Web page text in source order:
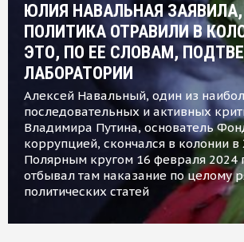
ЮЛИЯ НАВАЛЬНАЯ
ПОЛИТИКА ОТРАВИЛИ В
ЭТО, ПО ЕЕ СЛОВАМ,
ЛАБОРАТОРИИ
Алексей Навальный, один из
последовательных и активных
Владимира Путина, основатель
коррупцией, скончался в колонии в
Полярным кругом 16 февраля 2024
отбывал там наказание по целому
политических статей